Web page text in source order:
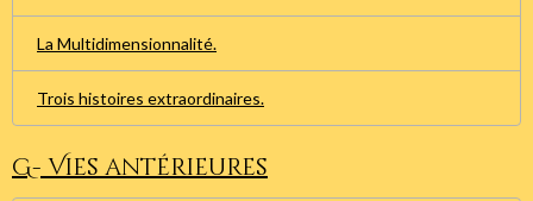
La Multidimensionnalité.
Trois histoires extraordinaires.
G- Vies antérieures